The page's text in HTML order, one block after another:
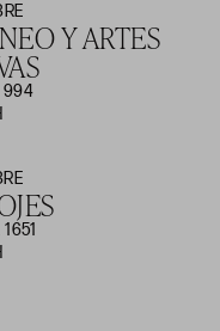
Y ARTES
994